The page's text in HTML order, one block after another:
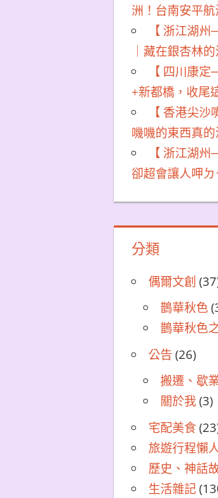
洲！台南安平
【 浙江湖
｜藏在銀杏林
【 四川康
+新都橋，收尾
【 香港尖
嘰嘰的東西真的
【 浙江湖
卻超會讓人呷
分類
偶爾文創
鵲華秋色
鵲華秋色
公告 (26)
搬遷、歇
關於我(3)
宅配美食
旅遊行程懶
歷史、神話
生活雜記